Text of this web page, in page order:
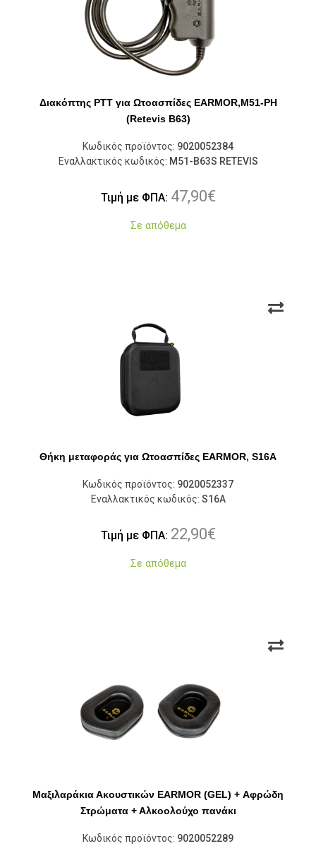
Διακόπτης PTT για Ωτοασπίδες EARMOR,M51-PH
(Retevis B63)
Κωδικός προϊόντος: 9020052384
Εναλλακτικός κωδικός: M51-B63S RETEVIS
Τιμή με ΦΠΑ: 47,90€
Σε απόθεμα
Θήκη μεταφοράς για Ωτοασπίδες EARMOR, S16A
Κωδικός προϊόντος: 9020052337
Εναλλακτικός κωδικός: S16A
Τιμή με ΦΠΑ: 22,90€
Σε απόθεμα
Μαξιλαράκια Ακουστικών EARMOR (GEL) + Αφρώδη
Στρώματα + Αλκοολούχο πανάκι
Κωδικός προϊόντος: 9020052289